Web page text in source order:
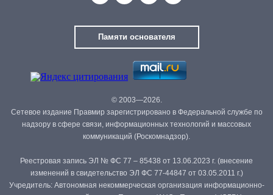
Памяти основателя
© 2003—2026.
Сетевое издание Правмир зарегистрировано в Федеральной службе по
надзору в сфере связи, информационных технологий и массовых
коммуникаций (Роскомнадзор).
Реестровая запись ЭЛ № ФС 77 – 85438 от 13.06.2023 г. (внесение
изменений в свидетельство ЭЛ ФС 77-44847 от 03.05.2011 г.)
Учредитель: Автономная некоммерческая организация информационно-